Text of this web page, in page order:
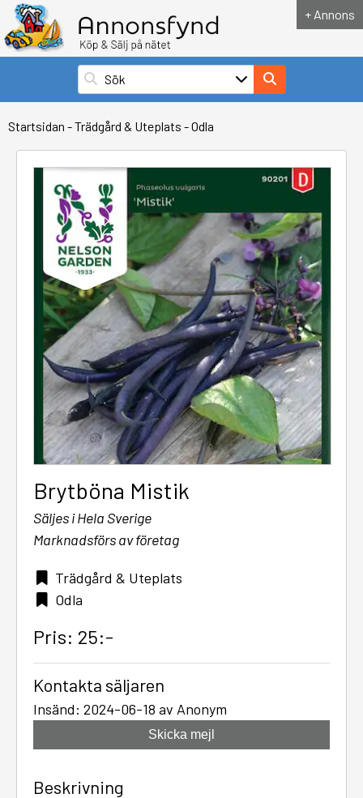
+ Annons
Startsidan -Trädgård & Uteplats -Odla
Brytböna Mistik
Säljes i Hela Sverige
Marknadsförs av företag
Trädgård & Uteplats
Odla
Pris: 25:-
Kontakta säljaren
Insänd: 2024-06-18 av Anonym
Skicka mejl
Beskrivning